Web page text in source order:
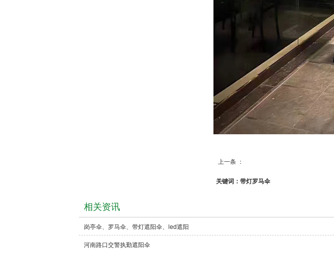
上一条 ：
关键词：带灯罗马伞
相关资讯
岗亭伞、罗马伞、带灯遮阳伞、led遮阳
河南路口交警执勤遮阳伞